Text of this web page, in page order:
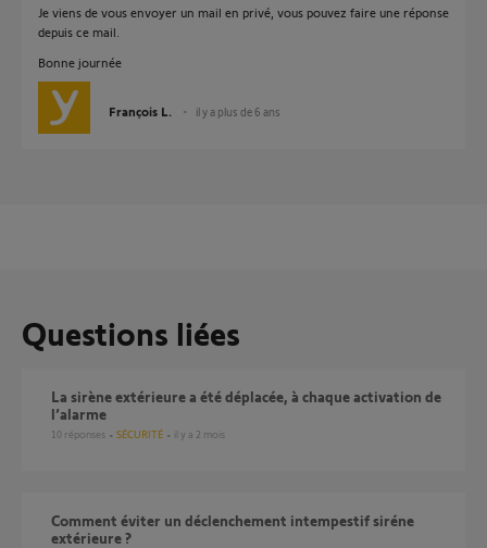
Je viens de vous envoyer un mail en privé, vous pouvez faire une réponse
depuis ce mail.
Bonne journée
François L. il y a plus de 6 ans
Questions liées
La sirène extérieure a été déplacée, à chaque activation de
l’alarme
10 réponses SÉCURITÉ il y a 2 mois
Comment éviter un déclenchement intempestif siréne
extérieure ?